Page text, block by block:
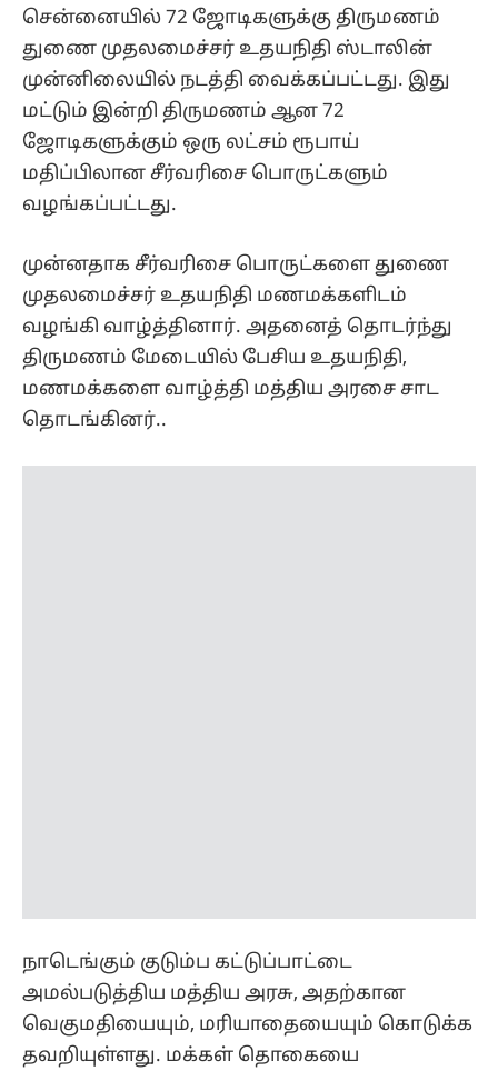
சென்னையில் 72 ஜோடிகளுக்கு திருமணம்
துணை முதலமைச்சர் உதயநிதி ஸ்டாலின்
முன்னிலையில் நடத்தி வைக்கப்பட்டது. இது
மட்டும் இன்றி திருமணம் ஆன 72
ஜோடிகளுக்கும் ஒரு லட்சம் ரூபாய்
மதிப்பிலான சீர்வரிசை பொருட்களும்
வழங்கப்பட்டது.
முன்னதாக சீர்வரிசை பொருட்களை துணை
முதலமைச்சர் உதயநிதி மணமக்களிடம்
வழங்கி வாழ்த்தினார். அதனைத் தொடர்ந்து
திருமணம் மேடையில் பேசிய உதயநிதி,
மணமக்களை வாழ்த்தி மத்திய அரசை சாட
தொடங்கினர்..
தவறியுள்ளது. மக்கள் தொகையை
கட்டுப்படுத்த மத்திய அரசு அமல்படுத்திய
திட்டத்தை வெற்றிகரமாக நிகழ்த்திய
மாநிலங்களில் முதன்மை வகிக்கிறது
தமிழகம்.